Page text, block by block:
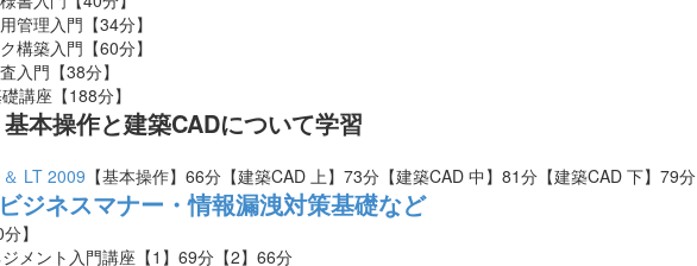
管理入門【34分】
構築入門【60分】
入門【38分】
講座【188分】
基本操作と建築CADについて学習
LT 2009 【基本操作】66分【建築CAD 上】73分【建築CAD 中】81分【建築CAD 下】79分
ジネスマナー・情報漏洩対策基礎など
分】
メント入門講座【1】69分【2】66分